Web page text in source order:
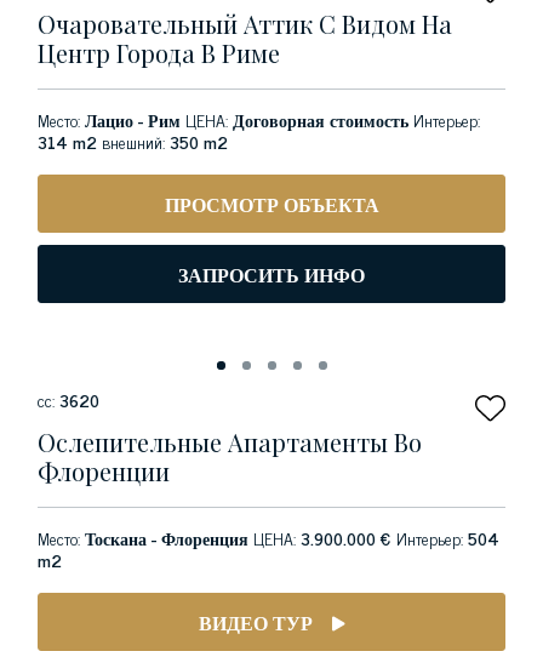
Очаровательный Аттик С Видом На
Центр Города В Риме
Место:Лацио - Рим ЦЕНА:Договорная стоимость Интерьер:
314 m2 внешний:350 m2
ПРОСМОТР ОБЪЕКТА
ЗАПРОСИТЬ ИНФО
сс:3620
Ослепительные Апартаменты Во
Флоренции
Место:Тоскана - Флоренция ЦЕНА:3.900.000 € Интерьер:504
m2
ВИДЕО ТУР